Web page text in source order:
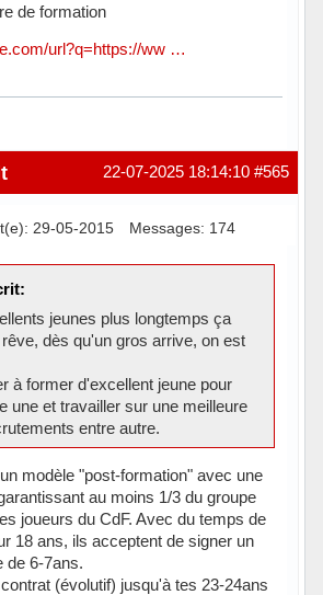
de formation
url?q=https://ww …
#565
22-07-2025 18:14:10
29-05-2015 Messages: 174
jeunes plus longtemps ça
dès qu'un gros arrive, on est
à former d'excellent jeune pour
une et travailler sur une meilleure
entre autre.
modèle "post-formation" avec une
au moins 1/3 du groupe
joueurs du CdF. Avec du temps de
18 ans, ils acceptent de signer un
de 6-7ans.
(évolutif) jusqu'à tes 23-24ans